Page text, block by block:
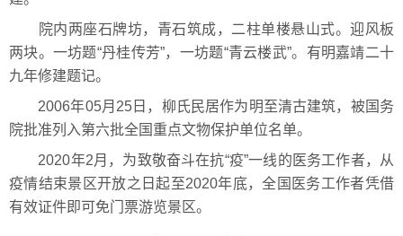
院内两座石牌坊，青石筑成，二柱单楼悬山式。迎风板
两块。一坊题“丹桂传芳”，一坊题“青云楼武”。有明嘉靖二十
九年修建题记。
2006年05月25日，柳氏民居作为明至清古建筑，被国务
院批准列入第六批全国重点文物保护单位名单。
2020年2月，为致敬奋斗在抗“疫”一线的医务工作者，从
疫情结束景区开放之日起至2020年底，全国医务工作者凭借
有效证件即可免门票游览景区。